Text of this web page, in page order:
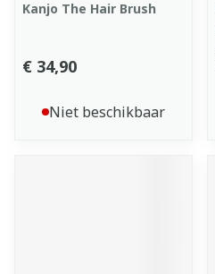
Kanjo The Hair Brush
€ 34,90
Niet beschikbaar